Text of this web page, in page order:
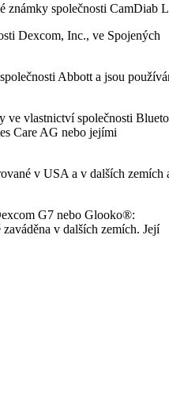
známky společnosti CamDiab
Dexcom, Inc., ve Spojených
Abbott a jsou
ve vlastnictví společnosti
Care AG nebo jejími
v USA a v dalších zemích
G7 nebo Glooko®:
v dalších zemích. Její